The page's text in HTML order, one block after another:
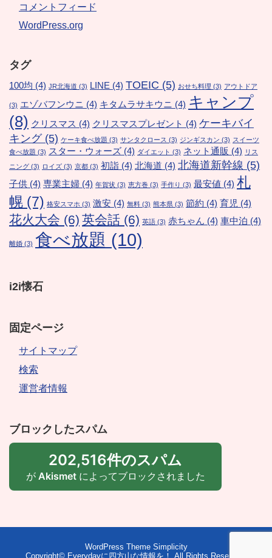
コメントフィード
WordPress.org
タグ
100均 (4) JR北海道 (3) LINE (4) TOEIC (5) おせち料理 (3) アウトドア
(3) エゾバフンウニ (4) キタムラサキウニ (4) キャンプ
(8) クリスマス (4) クリスマスプレゼント (4) ケーキバイ
キング(5) ケーキ食べ放題 (3) サンタクロース (3) ジンギスカン (3) スイーツ
食べ放題 (3) スター・ウォーズ (4) ダイエット (3) ネット通販 (4) リス
ニング (3) ロイズ (3) 京都 (3) 初詣 (4) 北海道 (4) 北海道新幹線 (5)
子供 (4) 専業主婦 (4) 年賀状 (3) 恵方巻 (3) 手作り (3) 最安値 (4) 札
幌 (7) 格安スマホ (3) 激安 (4) 無料 (3) 熊本県 (3) 節約 (4) 育児 (4)
花火大会 (6) 英会話 (6) 英語 (3) 赤ちゃん (4) 車中泊 (4)
離婚 (3) 食べ放題 (10)
i2i懐石
固定ページ
サイトマップ
検索
運営者情報
ブロックしたスパム
202,516件のスパム
が Akismetによってブロックされました
WordPress Theme Simplicity
Copyright© Everydayに四方山な情報を！ All Rights Reserved.